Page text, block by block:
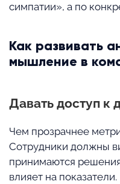
симпатии», а по
Как развивать
мышление в
Давать доступ к
Чем прозрачнее
Сотрудники должны
принимаются
влияет на показатели.